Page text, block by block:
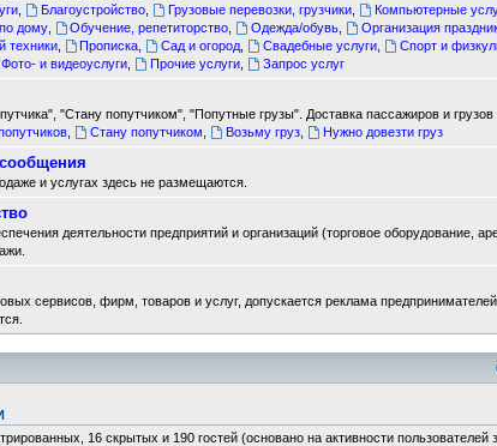
Благоустройство Грузовые перевозки, грузчики Компьютерные
дому, Обучение, репетиторство Одежда/обувь Организация
техники, Прописка Сад и огород Свадебные услуги Спорт и
Фото- и видеоуслуги Прочие услуги Запрос услуг
"Стану попутчиком", "Попутные грузы". Доставка пассажиров и грузов
Стану попутчиком Возьму груз Нужно довезти груз
и услугах здесь не размещаются.
деятельности предприятий и организаций (торговое оборудование,
сервисов, фирм, товаров и услуг, допускается реклама предпринимателей
16 скрытых и 190 гостей (основано на активности пользователей